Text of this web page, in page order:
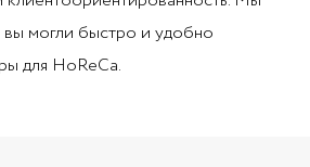
могли быстро и удобно
для HoReCa.